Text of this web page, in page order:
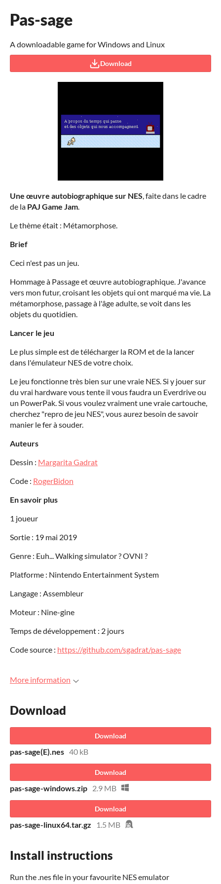
Pas-sage
A downloadable game for Windows and Linux
Download
Une œuvre autobiographique sur NES, faite dans le cadre
de la PAJ Game Jam.
Le thème était : Métamorphose.
Brief
Ceci n'est pas un jeu.
Hommage à Passage et œuvre autobiographique. J'avance
vers mon futur, croisant les objets qui ont marqué ma vie. La
métamorphose, passage à l'âge adulte, se voit dans les
objets du quotidien.
Lancer le jeu
Le plus simple est de télécharger la ROM et de la lancer
dans l'émulateur NES de votre choix.
Le jeu fonctionne très bien sur une vraie NES. Si y jouer sur
du vrai hardware vous tente il vous faudra un Everdrive ou
un PowerPak. Si vous voulez vraiment une vraie cartouche,
cherchez "repro de jeu NES", vous aurez besoin de savoir
manier le fer à souder.
Auteurs
Dessin : Margarita Gadrat
Code : RogerBidon
En savoir plus
1 joueur
Sortie : 19 mai 2019
Genre : Euh... Walking simulator ? OVNI ?
Platforme : Nintendo Entertainment System
Langage : Assembleur
Moteur : Nine-gine
Temps de développement : 2 jours
Code source : https://github.com/sgadrat/pas-sage
More information
Download
Download
pas-sage(E).nes 40 kB
Download
pas-sage-windows.zip 2.9 MB
Download
pas-sage-linux64.tar.gz 1.5 MB
Install instructions
Run the .nes file in your favourite NES emulator